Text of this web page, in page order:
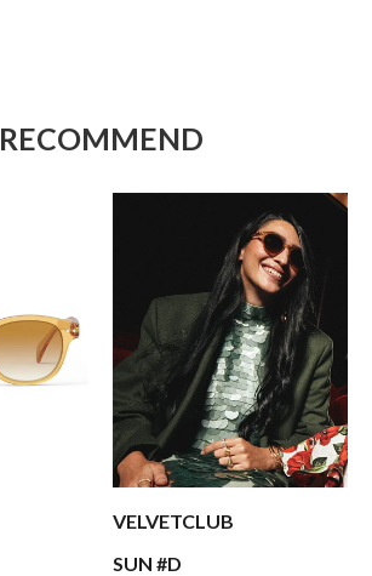
RECOMMEND
VELVETCLUB
SUN #D